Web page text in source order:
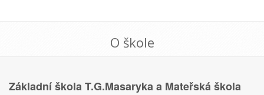
O škole
Základní škola T.G.Masaryka a Mateřská škola